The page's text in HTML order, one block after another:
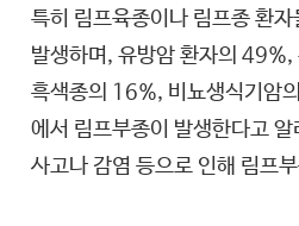
특히 림프육종이나 림프종 환자
발생하며, 유방암 환자의
흑색종의 16%, 비뇨생식기암
에서 림프부종이 발생한다고
사고나 감염 등으로 인해 림프